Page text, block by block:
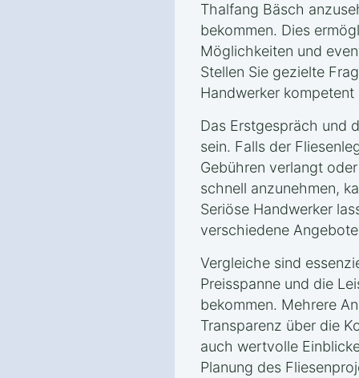
Thalfang Bäsch
bekommen. Dies
Möglichkeiten und
Stellen Sie gezielte
Handwerker
Das Erstgespräch und
sein. Falls der
Gebühren verlangt
schnell anzunehmen,
Seriöse Handwerker
verschiedene
Vergleiche sind
Preisspanne und die
bekommen. Mehrere
Transparenz über die
auch wertvolle
Planung des